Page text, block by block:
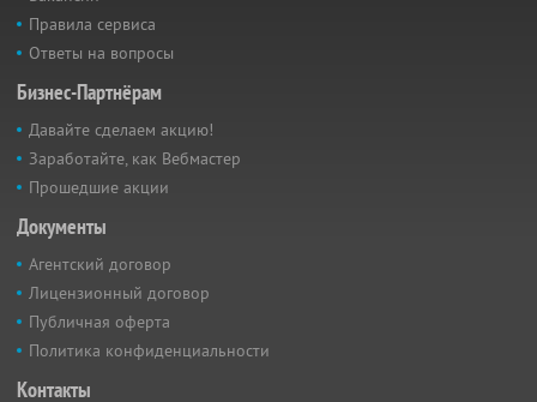
Правила сервиса
Ответы на вопросы
Бизнес-Партнёрам
Давайте сделаем акцию!
Заработайте, как Вебмастер
Прошедшие акции
Документы
Агентский договор
Лицензионный договор
Публичная оферта
Политика конфиденциальности
Контакты